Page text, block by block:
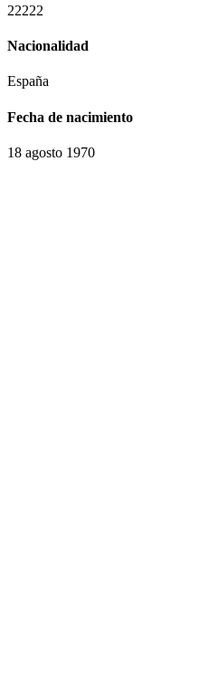
22222
Nacionalidad
España
Fecha de nacimiento
18 agosto 1970